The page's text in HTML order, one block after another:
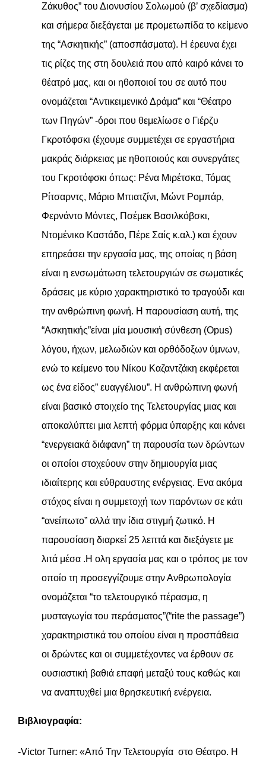
Ζάκυθος” του Διονυσίου Σολωμού (β’ σχεδίασμα)
και σήμερα διεξάγεται με προμετωπίδα το κείμενο
της “Ασκητικής” (αποσπάσματα). Η έρευνα έχει
τις ρίζες της στη δουλειά που από καιρό κάνει το
θέατρό μας, και οι ηθοποιοί του σε αυτό που
ονομάζεται “Αντικειμενικό Δράμα” και “Θέατρο
των Πηγών” -όροι που θεμελίωσε ο Γιέρζυ
Γκροτόφσκι (έχουμε συμμετέχει σε εργαστήρια
μακράς διάρκειας με ηθοποιούς και συνεργάτες
του Γκροτόφσκι όπως: Ρένα Μιρέτσκα, Τόμας
Ρίτσαρντς, Μάριο Μπιατζίνι, Μώντ Ρομπάρ,
Φερνάντο Μόντες, Πσέμεκ Βασιλκόβσκι,
Ντομένικο Καστάδο, Πέρε Σαίς κ.αλ.) και έχουν
επηρεάσει την εργασία μας, της οποίας η βάση
είναι η ενσωμάτωση τελετουργιών σε σωματικές
δράσεις με κύριο χαρακτηριστικό το τραγούδι και
την ανθρώπινη φωνή. Η παρουσίαση αυτή, της
“Ασκητικής”είναι μία μουσική σύνθεση (Opus)
λόγου, ήχων, μελωδιών και ορθόδοξων ύμνων,
ενώ το κείμενο του Νίκου Καζαντζάκη εκφέρεται
ως ένα είδος” ευαγγέλιου”. Η ανθρώπινη φωνή
είναι βασικό στοιχείο της Τελετουργίας μιας και
αποκαλύπτει μια λεπτή φόρμα ύπαρξης και κάνει
“ενεργειακά διάφανη” τη παρουσία των δρώντων
οι οποίοι στοχεύουν στην δημιουργία μιας
ιδιαίτερης και εύθραυστης ενέργειας. Ενα ακόμα
στόχος είναι η συμμετοχή των παρόντων σε κάτι
“ανείπωτο” αλλά την ίδια στιγμή ζωτικό. Η
παρουσίαση διαρκεί 25 λεπτά και διεξάγετε με
λιτά μέσα .Η ολη εργασία μας και ο τρόπος με τον
οποίο τη προσεγγίζουμε στην Ανθρωπολογία
ονομάζεται “το τελετουργικό πέρασμα, η
μυσταγωγία του περάσματος”(“rite the passage”)
χαρακτηριστικά του οποίου είναι η προσπάθεια
οι δρώντες και οι συμμετέχοντες να έρθουν σε
ουσιαστική βαθιά επαφή μεταξύ τους καθώς και
να αναπτυχθεί μια θρησκευτική ενέργεια.
Βιβλιογραφία:
-Victor Turner: «Από Την Τελετουργία στο Θέατρο. Η